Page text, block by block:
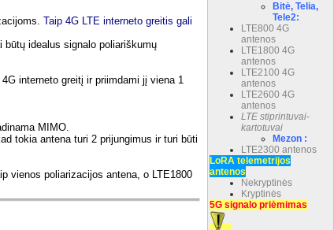
Taip 4G LTE interneto greitis gali
būtų idealus signalo poliariškumų
interneto greitį ir priimdami jį viena 1
MIMO.
tokia antena turi 2 prijungimus ir turi būti
vienos poliarizacijos antena, o LTE1800
Bitė, Telia,
Tele2:
LTE800 4G
antenos
LTE1800 4G
antenos
LTE2100 4G
antenos
LTE2600 4G
antenos
LTE stiprintuvai-
kartotuvai
Mezon :
LTE2300 antenos
LoRA telemetrijos
antenos
Nekryptinės
Kryptinės
5G signalo priėmimas